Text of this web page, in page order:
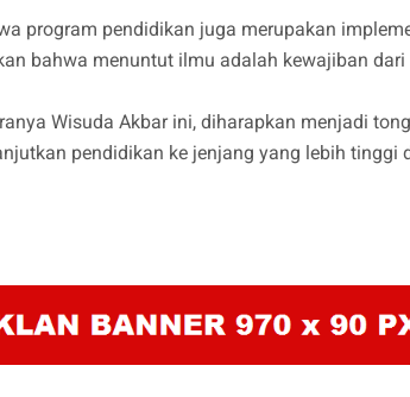
program pendidikan juga merupakan
bahwa menuntut ilmu adalah kewajiban
Wisuda Akbar ini, diharapkan menjadi
pendidikan ke jenjang yang lebih tinggi